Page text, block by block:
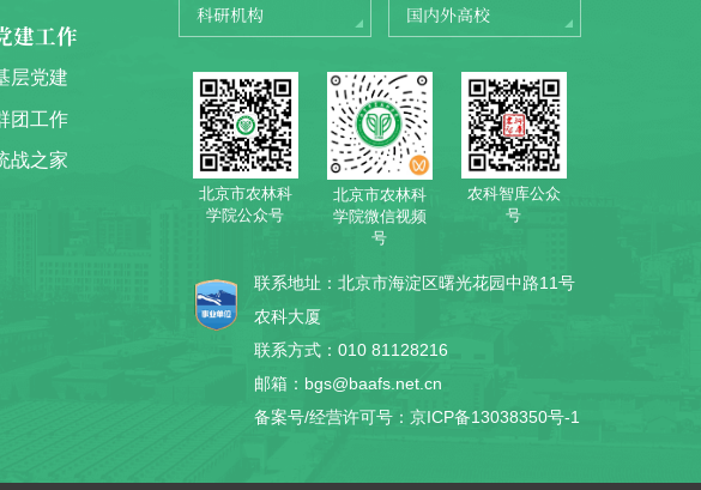
建工作
层党建
团工作
战之家
科研机构 国内外高校
北京市农林科
学院公众号
北京市农林科
学院微信视频
号
农科智库公众
号
联系地址：北京市海淀区曙光花园中路11号
农科大厦
联系方式：010 81128216
邮箱：bgs@baafs.net.cn
备案号/经营许可号：京ICP备13038350号-1